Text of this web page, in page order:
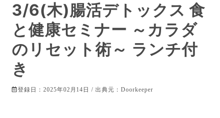
3/6(木)腸活デトックス 食
と健康セミナー ～カラダ
のリセット術～ ランチ付
き
登録日：2025年02月14日 / 出典元：Doorkeeper